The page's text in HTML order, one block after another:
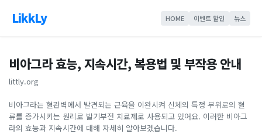
LikkLy HOME 이벤트 할인 뉴스
비아그라 효능, 지속시간, 복용법 및 부작용 안내
littly.org
비아그라는 혈관벽에서 발견되는 근육을 이완시켜 신체의 특정 부위로의 혈
류를 증가시키는 원리로 발기부전 치료제로 사용되고 있어요. 이러한 비아그
라의 효능과 지속시간에 대해 자세히 알아보겠습니다.